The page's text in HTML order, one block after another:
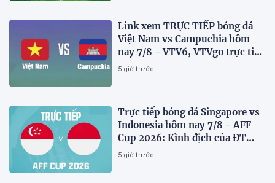
Link xem TRỰC TIẾP bóng đá
Việt Nam vs Campuchia hôm
nay 7/8 - VTV6, VTVgo trực tiếp
AFF Cup 2026
5 giờ trước
Trực tiếp bóng đá Singapore vs
Indonesia hôm nay 7/8 - AFF
Cup 2026: Kình địch của ĐT
Việt Nam thua đau?
5 giờ trước